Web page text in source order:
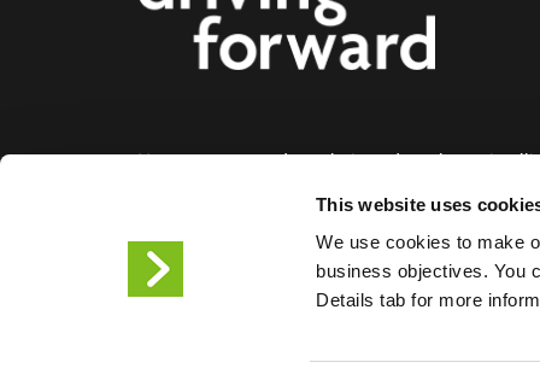
This website uses
We use cookies to make
business objectives. You
Details tab for more
Nous proposons des solutions de recharge
aux entreprises et aux villes. Nos solutions de
bout permettent aux entreprises et aux villes de
facilement l'infrastructure dont les conducteurs
ont besoin, tandis que l'évolutivité de nos